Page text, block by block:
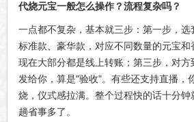
代烧元宝一般怎么操作？流程复杂吗？
一点都不复杂，基本就三步：第一步，选
标准款、豪华款，对应不同数量的元宝和
现在大部分都是线上转账；第三步，对
发给你，算是"验收"。有些还支持直播，
烧，仪式感拉满。整个过程快的话十分
趟省事多了。